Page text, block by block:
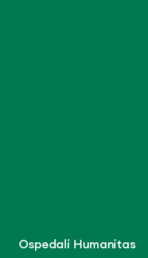
Ospedali Humanitas